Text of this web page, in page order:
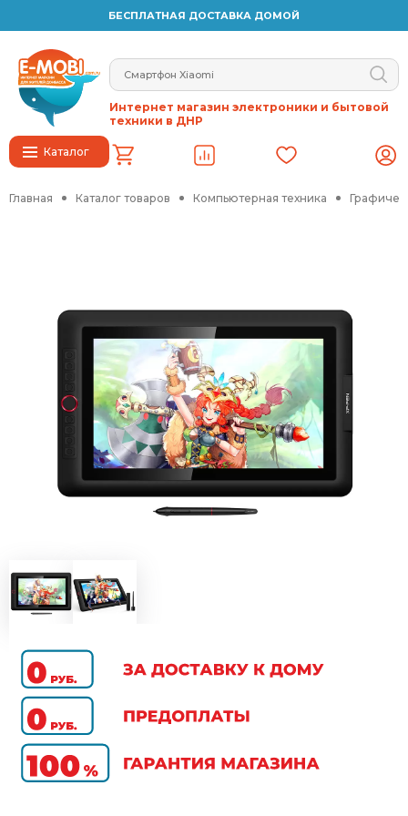
БЕСПЛАТНАЯ ДОСТАВКА ДОМОЙ
Каталог
Интернет магазин электроники и бытовой
техники в ДНР
Главная Каталог товаров Компьютерная техника